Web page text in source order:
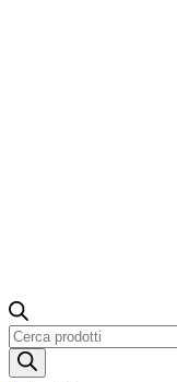
Ricerca
prodotti